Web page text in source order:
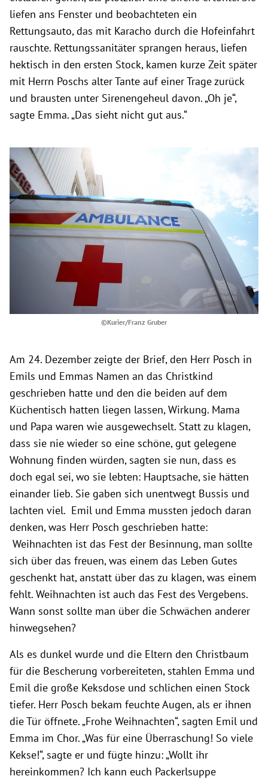
liefen ans Fenster und beobachteten ein
Rettungsauto, das mit Karacho durch die Hofeinfahrt
rauschte. Rettungssanitäter sprangen heraus, liefen
hektisch in den ersten Stock, kamen kurze Zeit später
mit Herrn Poschs alter Tante auf einer Trage zurück
und brausten unter Sirenengeheul davon. „Oh je“,
sagte Emma. „Das sieht nicht gut aus.“
©Kurier/Franz Gruber
Am 24. Dezember zeigte der Brief, den Herr Posch in
Emils und Emmas Namen an das Christkind
geschrieben hatte und den die beiden auf dem
Küchentisch hatten liegen lassen, Wirkung. Mama
und Papa waren wie ausgewechselt. Statt zu klagen,
dass sie nie wieder so eine schöne, gut gelegene
Wohnung finden würden, sagten sie nun, dass es
doch egal sei, wo sie lebten: Hauptsache, sie hätten
einander lieb. Sie gaben sich unentwegt Bussis und
lachten viel. Emil und Emma mussten jedoch daran
denken, was Herr Posch geschrieben hatte:
Weihnachten ist das Fest der Besinnung, man sollte
sich über das freuen, was einem das Leben Gutes
geschenkt hat, anstatt über das zu klagen, was einem
fehlt. Weihnachten ist auch das Fest des Vergebens.
Wann sonst sollte man über die Schwächen anderer
hinwegsehen?
Als es dunkel wurde und die Eltern den Christbaum
für die Bescherung vorbereiteten, stahlen Emma und
Emil die große Keksdose und schlichen einen Stock
tiefer. Herr Posch bekam feuchte Augen, als er ihnen
die Tür öffnete. „Frohe Weihnachten“, sagten Emil und
Emma im Chor. „Was für eine Überraschung! So viele
Kekse!“, sagte er und fügte hinzu: „Wollt ihr
hereinkommen? Ich kann euch Packerlsuppe